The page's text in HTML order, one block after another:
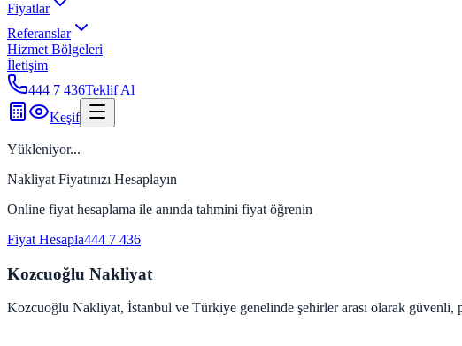
Fiyatlar
Referanslar
Hizmet Bölgeleri
İletişim
444 7 436Teklif Al
Keşif
Yükleniyor...
Nakliyat Fiyatınızı Hesaplayın
Online fiyat hesaplama ile anında tahmini fiyat öğrenin
Fiyat Hesapla444 7 436
Kozcuoğlu Nakliyat
Kozcuoğlu Nakliyat, İstanbul ve Türkiye genelinde şehirler arası olarak güvenli,